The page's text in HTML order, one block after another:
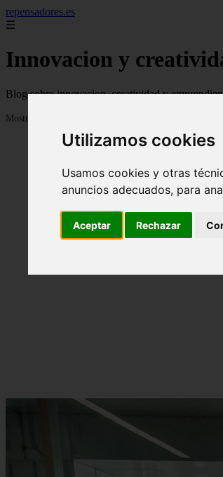
Utilizamos cookies
Usamos cookies y otras
anuncios adecuados, para
Aceptar Rechazar
repensadores.es
☰
Innovacion y
Blog sobre innovacion, creatividad y
Mostrando 1 - 24 de 930 artículos